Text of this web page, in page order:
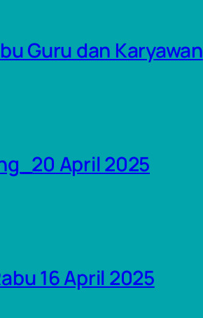
Guru dan Karyawan
April 2025
16 April 2025